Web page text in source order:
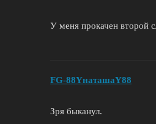
У меня прокачен второй
FG-88YнаташаY88
Зря быканул.